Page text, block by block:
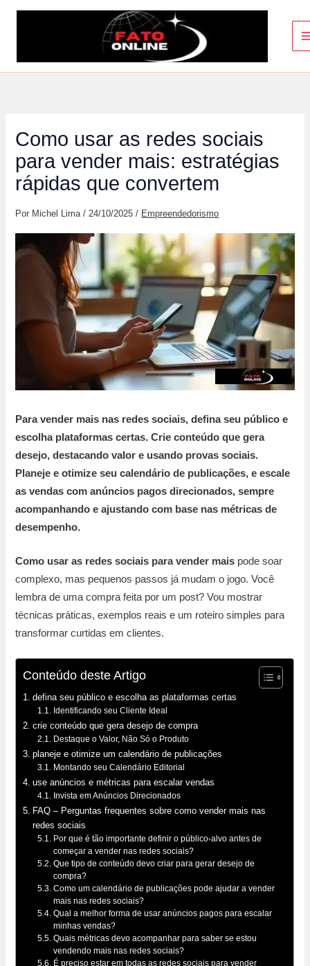
conteúdo
Como usar as redes sociais
para vender mais: estratégias
rápidas que convertem
Por Michel Lima/24/10/2025/ Empreendedorismo
Para vender mais nas redes sociais, defina seu público e
escolha plataformas certas. Crie conteúdo que gera
desejo, destacando valor e usando provas sociais.
Planeje e otimize seu calendário de publicações, e escale
as vendas com anúncios pagos direcionados, sempre
acompanhando e ajustando com base nas métricas de
desempenho.
Como usar as redes sociais para vender mais pode soar
complexo, mas pequenos passos já mudam o jogo. Você
lembra de uma compra feita por um post? Vou mostrar
técnicas práticas, exemplos reais e um roteiro simples para
transformar curtidas em clientes.
Conteúdo deste Artigo
defina seu público e escolha as plataformas certas
Identificando seu Cliente Ideal
crie conteúdo que gera desejo de compra
Destaque o Valor, Não Só o Produto
planeje e otimize um calendário de publicações
Montando seu Calendário Editorial
use anúncios e métricas para escalar vendas
Invista em Anúncios Direcionados
FAQ – Perguntas frequentes sobre como vender mais nas
redes sociais
Por que é tão importante definir o público-alvo antes de
começar a vender nas redes sociais?
Que tipo de conteúdo devo criar para gerar desejo de
compra?
Como um calendário de publicações pode ajudar a vender
mais nas redes sociais?
Qual a melhor forma de usar anúncios pagos para escalar
minhas vendas?
Quais métricas devo acompanhar para saber se estou
vendendo mais nas redes sociais?
É preciso estar em todas as redes sociais para vender